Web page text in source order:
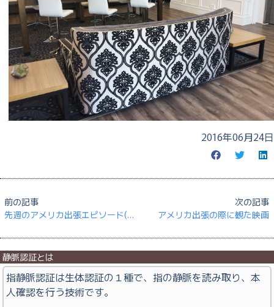
2016年06月24日
前の記事
先週のアメリカ出張エピソード(1)：Uber 初体験
次の記事
アメリカ出張の際に観た映画
静脈認証とは
指静脈認証は生体認証の１種で、指の静脈を読み取り、本
人確認を行う技術です。